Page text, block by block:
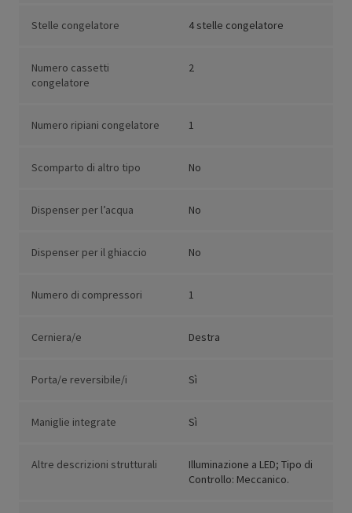
Stelle congelatore 4 stelle congelatore
Numero cassetti
congelatore
2
Numero ripiani congelatore 1
Scomparto di altro tipo No
Dispenser per l’acqua No
Dispenser per il ghiaccio No
Numero di compressori 1
Cerniera/e Destra
Porta/e reversibile/i Sì
Maniglie integrate Sì
Altre descrizioni strutturali
Illuminazione a LED; Tipo di
Controllo: Meccanico.